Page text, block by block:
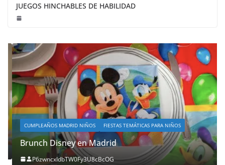
JUEGOS HINCHABLES DE HABILIDAD
CUMPLEAÑOS MADRID NIÑOS FIESTAS TEMÁTICAS PARA NIÑOS
Brunch Disney en Madrid
P6zwncxIdbTW0Fy3U8cBcOG